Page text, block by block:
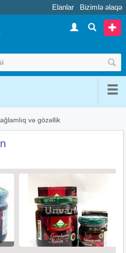
Elanlar Bizimlə əlaqə
və gözəllik